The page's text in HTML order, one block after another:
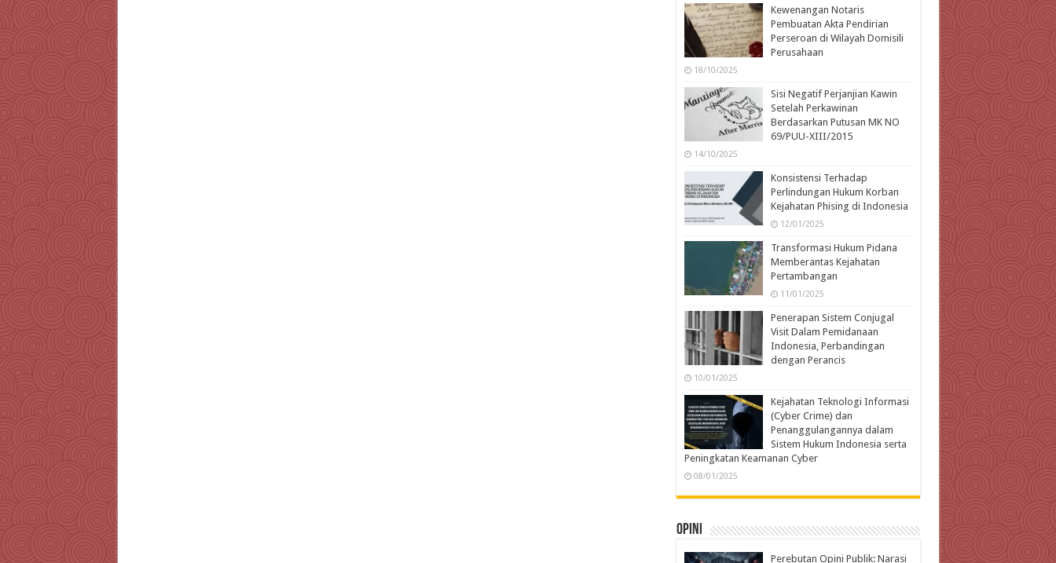
Kewenangan Notaris
Pembuatan Akta Pendirian
Perseroan di Wilayah Domisili
Perusahaan
18/10/2025
Sisi Negatif Perjanjian Kawin
Setelah Perkawinan
Berdasarkan Putusan MK NO
69/PUU-XIII/2015
14/10/2025
Konsistensi Terhadap
Perlindungan Hukum Korban
Kejahatan Phising di Indonesia
12/01/2025
Transformasi Hukum Pidana
Memberantas Kejahatan
Pertambangan
11/01/2025
Penerapan Sistem Conjugal
Visit Dalam Pemidanaan
Indonesia, Perbandingan
dengan Perancis
10/01/2025
Kejahatan Teknologi Informasi
(Cyber Crime) dan
Penanggulangannya dalam
Sistem Hukum Indonesia serta
Peningkatan Keamanan Cyber
08/01/2025
Opini
Perebutan Opini Publik: Narasi